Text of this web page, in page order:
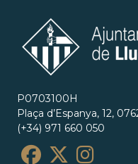
P0703100H
Plaça d’Espanya, 12,
(+34) 971 660 050